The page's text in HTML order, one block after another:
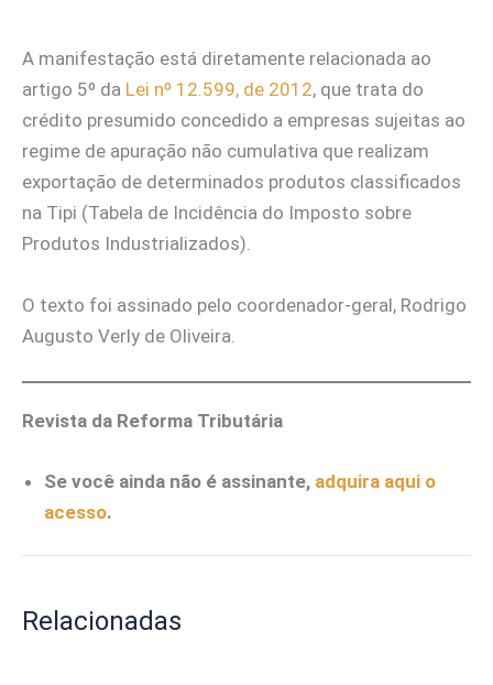
A manifestação está diretamente relacionada ao
artigo 5º da Lei nº 12.599, de 2012, que trata do
crédito presumido concedido a empresas sujeitas ao
regime de apuração não cumulativa que realizam
exportação de determinados produtos classificados
na Tipi (Tabela de Incidência do Imposto sobre
Produtos Industrializados).
O texto foi assinado pelo coordenador-geral, Rodrigo
Augusto Verly de Oliveira.
Revista da Reforma Tributária
Se você ainda não é assinante, adquira aqui o
acesso.
Relacionadas